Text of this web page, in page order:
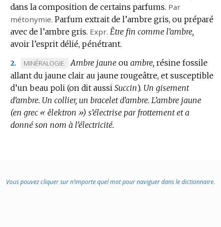
:
dans la composition de certains parfums. Par
métonymie. Parfum extrait de l’ambre gris, ou préparé
avec de l’ambre gris. Expr. Être fin comme l’ambre,
avoir l’esprit délié, pénétrant.
2.
MARQUE
DE
DOMAINE
:
MINÉRALOGIE. Ambre jauneou ambre, résine fossile
allant du jaune clair au jaune rougeâtre, et susceptible
d’un beau poli (on dit aussi Succin). Un gisement
d’ambre. Un collier, un bracelet d’ambre. L’ambre jaune
(en grec « êlektron ») s’électrise par frottement et a
donné son nom à l’électricité.
Vous pouvez cliquer sur n’importe quel mot pour naviguer dans le dictionnaire.